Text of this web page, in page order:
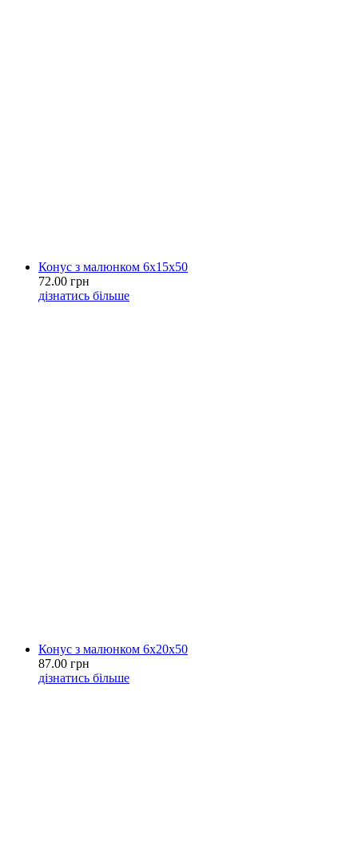
Конус з малюнком 6х15х50
72.00 грн
дізнатись більше
Конус з малюнком 6х20х50
87.00 грн
дізнатись більше